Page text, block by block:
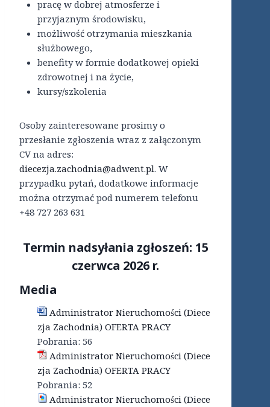
pracę w dobrej atmosferze i
przyjaznym środowisku,
możliwość otrzymania mieszkania
służbowego,
benefity w formie dodatkowej opieki
zdrowotnej i na życie,
kursy/szkolenia
Osoby zainteresowane prosimy o
przesłanie zgłoszenia wraz z załączonym
CV na adres:
diecezja.zachodnia@adwent.pl. W
przypadku pytań, dodatkowe informacje
można otrzymać pod numerem telefonu
+48 727 263 631
Termin nadsyłania zgłoszeń: 15
czerwca 2026 r.
Media
Administrator Nieruchomości (Diece
zja Zachodnia) OFERTA PRACY
Pobrania: 56
Administrator Nieruchomości (Diece
zja Zachodnia) OFERTA PRACY
Pobrania: 52
Administrator Nieruchomości (Diece